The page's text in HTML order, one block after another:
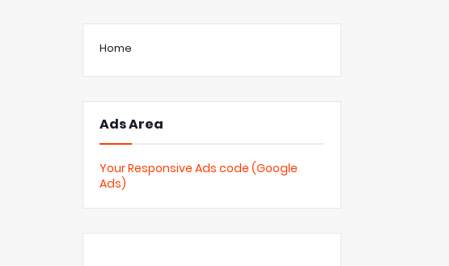
Home
Ads Area
Your Responsive Ads code (Google
Ads)